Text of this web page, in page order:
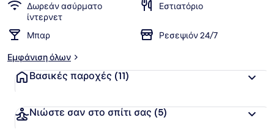
Δωρεάν ασύρματο
ίντερνετ
Εστιατόριο
Μπαρ
Ρεσεψιόν 24/7
Εμφάνιση όλων
Βασικές παροχές (11)
Νιώστε σαν στο σπίτι σας (5)